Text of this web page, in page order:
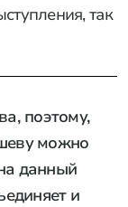
так
поэтому,
можно
данный
и